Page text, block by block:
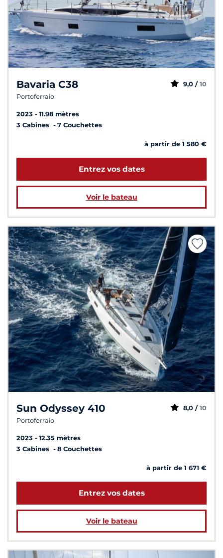
Bavaria C38
Portoferraio
9,0 / 10
2023
11.98 mètres
3 Cabines
7 Couchettes
à partir de 1 580 €
Entrez vos dates
Voir le bateau
Sun Odyssey 410
Portoferraio
8,0 / 10
2023
12.35 mètres
3 Cabines
8 Couchettes
à partir de 1 671 €
Entrez vos dates
Voir le bateau